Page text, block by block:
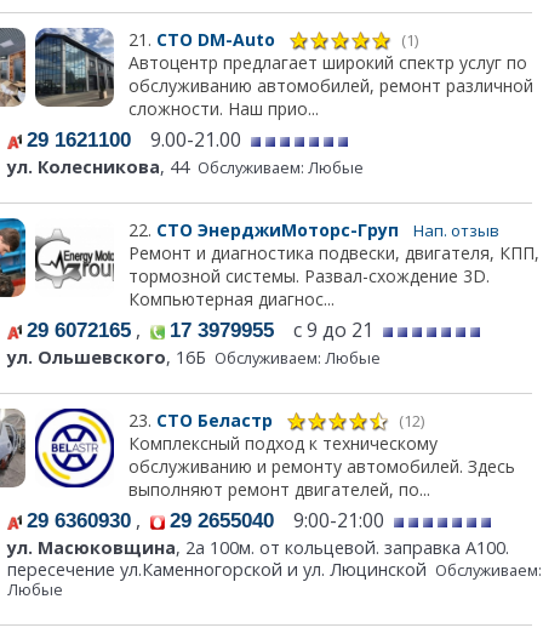
21. СТО DM-Auto (1)
Автоцентр предлагает широкий спектр услуг по
обслуживанию автомобилей, ремонт различной
сложности. Наш прио...
29 1621100 9.00-21.00
ул. Колесникова, 44 Обслуживаем: Любые
22. СТО ЭнерджиМоторс-Груп Нап. отзыв
Ремонт и диагностика подвески, двигателя, КПП,
тормозной системы. Развал-схождение 3D.
Компьютерная диагнос...
29 6072165 , 17 3979955 с 9 до 21
ул. Ольшевского, 16Б Обслуживаем: Любые
23. СТО Беластр (12)
Комплексный подход к техническому
обслуживанию и ремонту автомобилей. Здесь
выполняют ремонт двигателей, по...
29 6360930 , 29 2655040 9:00-21:00
ул. Масюковщина, 2а 100м. от кольцевой. заправка А100.
пересечение ул.Каменногорской и ул. Люцинской Обслуживаем:
Любые